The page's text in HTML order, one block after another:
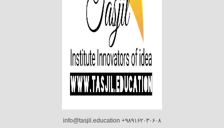
info@tasjil.education +۹۸۹۱۶۲۰۳۰۶۰۸